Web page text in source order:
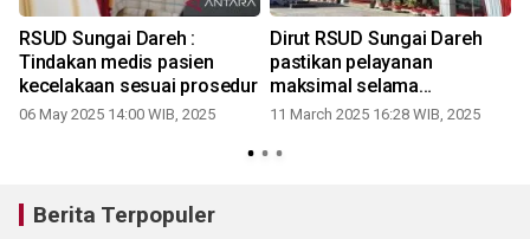
RSUD Sungai Dareh :
Tindakan medis pasien
kecelakaan sesuai prosedur
06 May 2025 14:00 WIB, 2025
Dirut RSUD Sungai Dareh
pastikan pelayanan
maksimal selama
Ramadhan
11 March 2025 16:28 WIB, 2025
Berita Terpopuler